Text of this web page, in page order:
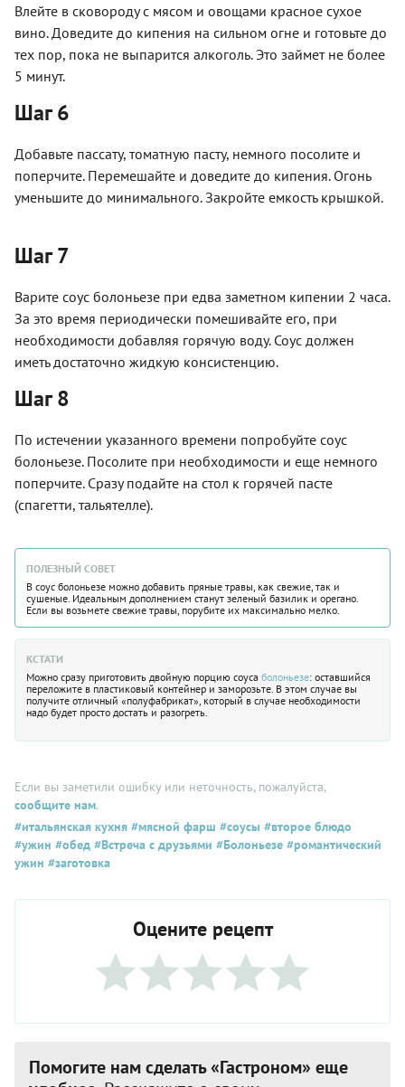
Влейте в сковороду с мясом и овощами красное сухое
вино. Доведите до кипения на сильном огне и готовьте до
тех пор, пока не выпарится алкоголь. Это займет не более
5 минут.
Шаг 6
Добавьте пассату, томатную пасту, немного посолите и
поперчите. Перемешайте и доведите до кипения. Огонь
уменьшите до минимального. Закройте емкость крышкой.
Шаг 7
Варите соус болоньезе при едва заметном кипении 2 часа.
За это время периодически помешивайте его, при
необходимости добавляя горячую воду. Соус должен
иметь достаточно жидкую консистенцию.
Шаг 8
По истечении указанного времени попробуйте соус
болоньезе. Посолите при необходимости и еще немного
поперчите. Сразу подайте на стол к горячей пасте
(спагетти, тальятелле).
ПОЛЕЗНЫЙ СОВЕТ
В соус болоньезе можно добавить пряные травы, как свежие, так и
сушеные. Идеальным дополнением станут зеленый базилик и орегано.
Если вы возьмете свежие травы, порубите их максимально мелко.
КСТАТИ
Можно сразу приготовить двойную порцию соуса болоньезе: оставшийся
переложите в пластиковый контейнер и заморозьте. В этом случае вы
получите отличный «полуфабрикат», который в случае необходимости
надо будет просто достать и разогреть.
Если вы заметили ошибку или неточность, пожалуйста,
сообщите нам.
#итальянская кухня #мясной фарш #соусы #второе блюдо
#ужин #обед #Встреча с друзьями #Болоньезе #романтический
ужин #заготовка
Оцените рецепт
Помогите нам сделать «Гастроном» еще